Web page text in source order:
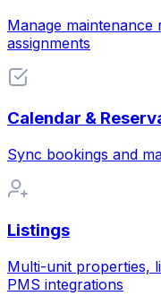
Manage maintenance
assignments
Calendar &
Sync bookings and
Listings
Multi-unit properties,
PMS integrations